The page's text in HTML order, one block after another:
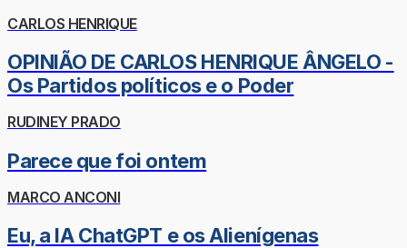
CARLOS HENRIQUE
OPINIÃO DE CARLOS HENRIQUE ÂNGELO -
Os Partidos políticos e o Poder
RUDINEY PRADO
Parece que foi ontem
MARCO ANCONI
Eu, a IA ChatGPT e os Alienígenas